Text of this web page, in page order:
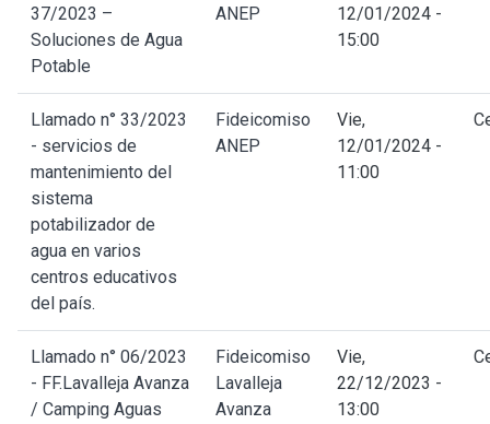
37/2023 –
Soluciones de Agua
Potable
ANEP
12/01/2024 -
15:00
Llamado n° 33/2023
- servicios de
mantenimiento del
sistema
potabilizador de
agua en varios
centros educativos
del país.
Fideicomiso
ANEP
Vie,
12/01/2024 -
11:00
Llamado n° 06/2023
- FF.Lavalleja Avanza
/ Camping Aguas
Fideicomiso
Lavalleja
Avanza
Vie,
22/12/2023 -
13:00